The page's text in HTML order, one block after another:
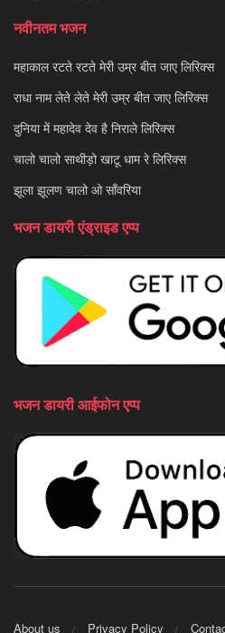
नवीनतम भजन
महाकाल रटते रटते मेरी उम्र बीत जाए लिरिक्स
राधा नाम लेते लेते मेरी उम्र बीत जाए लिरिक्स
दुनिया में महादेव देव है निराले लिरिक्स
चालो चालो साथीड़ो खाटू धाम रे लिरिक्स
झूला झूलण चालो ओ साँवरिया
भजन डायरी एंड्राइड एप्प
भजन डायरी आईफोन एप्प
About us Privacy Policy